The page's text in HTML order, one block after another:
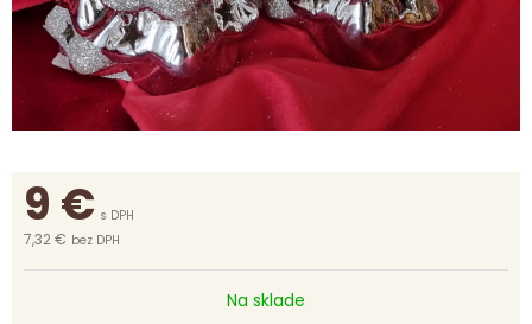
9 € s DPH
7,32 € bez DPH
Na sklade